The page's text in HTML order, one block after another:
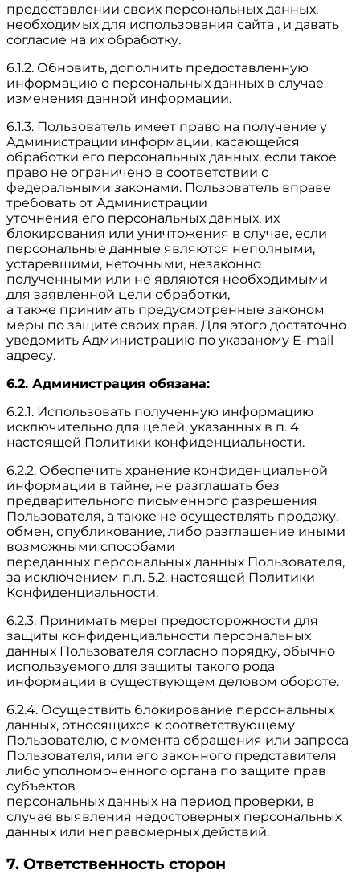
предоставлении своих персональных данных,
необходимых для использования сайта , и давать
согласие на их обработку.
6.1.2. Обновить, дополнить предоставленную
информацию о персональных данных в случае
изменения данной информации.
6.1.3. Пользователь имеет право на получение у
Администрации информации, касающейся
обработки его персональных данных, если такое
право не ограничено в соответствии с
федеральными законами. Пользователь вправе
требовать от Администрации
уточнения его персональных данных, их
блокирования или уничтожения в случае, если
персональные данные являются неполными,
устаревшими, неточными, незаконно
полученными или не являются необходимыми
для заявленной цели обработки,
а также принимать предусмотренные законом
меры по защите своих прав. Для этого достаточно
уведомить Администрацию по указаному E-mail
адресу.
6.2. Администрация обязана:
6.2.1. Использовать полученную информацию
исключительно для целей, указанных в п. 4
настоящей Политики конфиденциальности.
6.2.2. Обеспечить хранение конфиденциальной
информации в тайне, не разглашать без
предварительного письменного разрешения
Пользователя, а также не осуществлять продажу,
обмен, опубликование, либо разглашение иными
возможными способами
переданных персональных данных Пользователя,
за исключением п.п. 5.2. настоящей Политики
Конфиденциальности.
6.2.3. Принимать меры предосторожности для
защиты конфиденциальности персональных
данных Пользователя согласно порядку, обычно
используемого для защиты такого рода
информации в существующем деловом обороте.
6.2.4. Осуществить блокирование персональных
данных, относящихся к соответствующему
Пользователю, с момента обращения или запроса
Пользователя, или его законного представителя
либо уполномоченного органа по защите прав
субъектов
персональных данных на период проверки, в
случае выявления недостоверных персональных
данных или неправомерных действий.
7. Ответственность сторон